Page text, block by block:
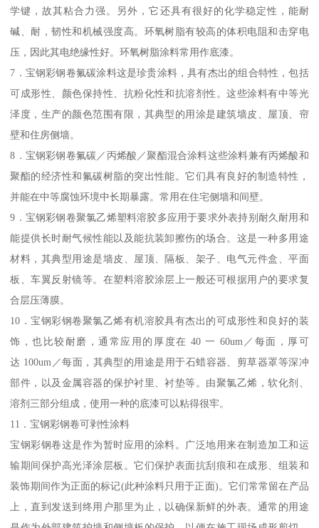
学键，故其粘合力强。另外，它还具有很好的化学稳定性，能耐
碱、耐，韧性和机械强度高。环氧树脂有较高的体积电阻和击穿电
压，因此其电绝缘性好。环氧树脂涂料常用作底漆。
7．宝钢彩钢卷氟碳涂料这是珍贵涂料，具有杰出的组合特性，包括
可成形性、颜色保持性、抗粉化性和抗溶剂性。这些涂料有中等光
泽度，生产的颜色范围有限，其典型的用涂是建筑墙皮、屋顶、帘
壁和住房侧墙。
8．宝钢彩钢卷氟碳／丙烯酸／聚酯混合涂料这些涂料兼有丙烯酸和
聚酯的经济性和氟碳树脂的突出性能。它们具有良好的制造特性，
并能在中等腐蚀环境中长期暴露。常用在住宅侧墙和间壁。
9．宝钢彩钢卷聚氯乙烯塑料溶胶多应用于要求外表持别耐久耐用和
能提供长时耐气候性能以及能抗装卸擦伤的场合。这是一种多用途
材料，其典型用途是墙皮、屋顶、隔板、架子、电气元件盒、平面
板、车翼反射镜等。在塑料溶胶涂层上一般还可根据用户的要求复
合层压薄膜。
10．宝钢彩钢卷聚氯乙烯有机溶胶具有杰出的可成形性和良好的装
饰，也比较耐磨，通常应用的厚度在 40 一 60um／每面，厚可
达 100um／每面，其典型的用途是用于石蜡容器、剪草器罩等深冲
部件，以及金属容器的保护衬里、衬垫等。由聚氯乙烯，软化剂、
溶剂三部分组成，使用一种的底漆可以粘得很牢。
11．宝钢彩钢卷可剥性涂料
宝钢彩钢卷这是作为暂时应用的涂料。广泛地用来在制造加工和运
输期间保护高光泽涂层板。它们保护表面抗刮痕和在成形、组装和
装饰期间作为正面的标记(此种涂料只用于正面)。它们常常留在产品
上，直到发送到终用户那里为止，以确保新鲜的外表。通常的用途